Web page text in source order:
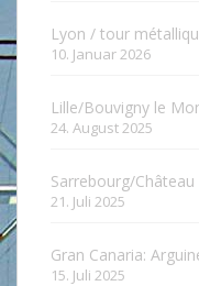
Lyon / tour
10. Januar 2026
Lille/Bouvigny le
24. August 2025
Sarrebourg/Château
21. Juli 2025
Gran Canaria:
15. Juli 2025